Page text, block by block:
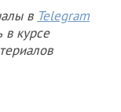
в Telegram
в курсе